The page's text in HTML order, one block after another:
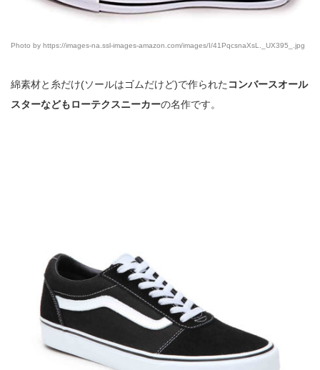
Photo by https://images-na.ssl-images-amazon.com/images/I/41PqcsnaXsL._UX395_.jpg
綿素材と糸だけ(ソールはゴムだけど)で作られた コンバースオール
スターなどもローテクスニーカーの名作です。